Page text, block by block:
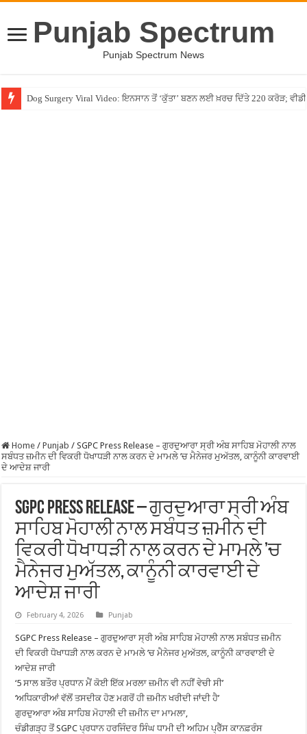
Punjab Spectrum
Punjab Spectrum News
Dog Surgery Viral Video: ਇਨਸਾਨ ਤੋਂ ‘ਕੁੱਤਾ’ ਬਣਨ ਲਈ ਖ਼ਰਚ ਦਿੱਤੇ 220 ਕਰੋੜ;
Home / Punjab / SGPC Press Release – ਗੁਰਦੁਆਰਾ ਸ੍ਰੀ ਅੰਬ ਸਾਹਿਬ ਮੋਹਾਲੀ ਨਾਲ
ਸਬੰਧਤ ਜ਼ਮੀਨ ਦੀ ਵਿਕਰੀ ਧੋਖਾਧੜੀ ਨਾਲ ਕਰਨ ਦੇ ਮਾਮਲੇ ’ਚ ਮੈਨੇਜਰ ਮੁਅੱਤਲ, ਕਾਨੂੰਨੀ ਕਾਰਵਾਈ
ਦੇ ਆਦੇਸ਼ ਜਾਰੀ
SGPC Press Release – ਗੁਰਦੁਆਰਾ ਸ੍ਰੀ ਅੰਬ
ਸਾਹਿਬ ਮੋਹਾਲੀ ਨਾਲ ਸਬੰਧਤ ਜ਼ਮੀਨ ਦੀ
ਵਿਕਰੀ ਧੋਖਾਧੜੀ ਨਾਲ ਕਰਨ ਦੇ ਮਾਮਲੇ ’ਚ
ਮੈਨੇਜਰ ਮੁਅੱਤਲ, ਕਾਨੂੰਨੀ ਕਾਰਵਾਈ ਦੇ
ਆਦੇਸ਼ ਜਾਰੀ
February 4, 2026 Punjab
SGPC Press Release – ਗੁਰਦੁਆਰਾ ਸ੍ਰੀ ਅੰਬ ਸਾਹਿਬ ਮੋਹਾਲੀ ਨਾਲ ਸਬੰਧਤ ਜ਼ਮੀਨ
ਦੀ ਵਿਕਰੀ ਧੋਖਾਧੜੀ ਨਾਲ ਕਰਨ ਦੇ ਮਾਮਲੇ ’ਚ ਮੈਨੇਜਰ ਮੁਅੱਤਲ, ਕਾਨੂੰਨੀ ਕਾਰਵਾਈ ਦੇ
ਆਦੇਸ਼ ਜਾਰੀ
‘5 ਸਾਲ ਬਤੌਰ ਪ੍ਰਧਾਨ ਮੈਂ ਕੋਈ ਇੱਕ ਮਰਲਾ ਜ਼ਮੀਨ ਵੀ ਨਹੀਂ ਵੇਚੀ ਸੀ’
‘ਅਧਿਕਾਰੀਆਂ ਵੱਲੋਂ ਤਸਦੀਕ ਹੋਣ ਮਗਰੋਂ ਹੀ ਜ਼ਮੀਨ ਖਰੀਦੀ ਜਾਂਦੀ ਹੈ’
ਗੁਰਦੁਆਰਾ ਅੰਬ ਸਾਹਿਬ ਮੋਹਾਲੀ ਦੀ ਜ਼ਮੀਨ ਦਾ ਮਾਮਲਾ,
ਚੰਡੀਗੜ੍ਹ ਤੋਂ SGPC ਪ੍ਰਧਾਨ ਹਰਜਿੰਦਰ ਸਿੰਘ ਧਾਮੀ ਦੀ ਅਹਿਮ ਪ੍ਰੈੱਸ ਕਾਨਫ਼ਰੰਸ